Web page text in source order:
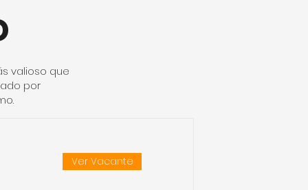
valioso que
por
Ver Vacante